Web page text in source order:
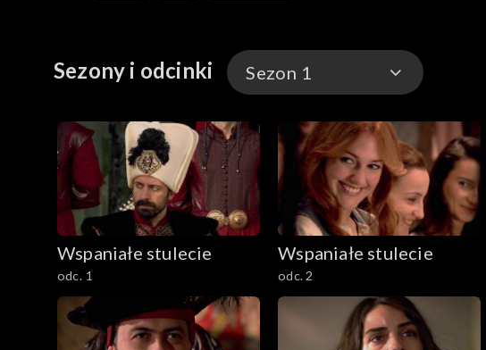
Sezony i odcinki Sezon 1
Sezon 1
Sezon 2
Sezon 3
Sezon 4
Wspaniałe stulecie
odc. 1
Wspaniałe stulecie
odc. 2